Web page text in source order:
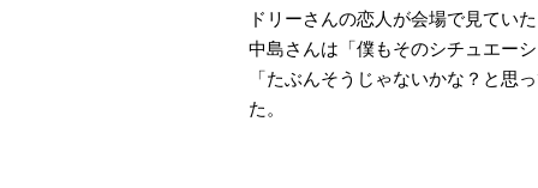
ドリーさんの恋人が会場で見てい
中島さんは「僕もそのシチュエー
「たぶんそうじゃないかな？と思
た。